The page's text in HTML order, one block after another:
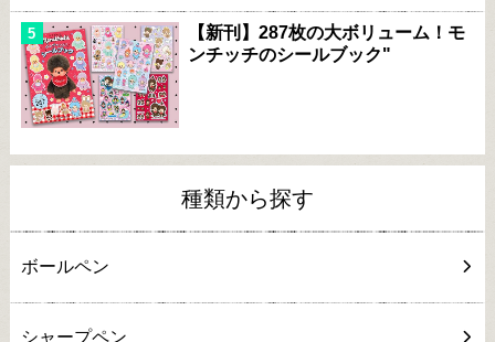
【新刊】287枚の大ボリューム！モ
ンチッチのシールブック"
種類から探す
ボールペン
シャープペン